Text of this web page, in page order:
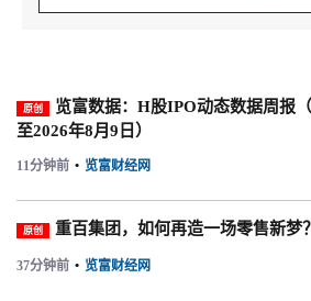
原创
览富数据：H股IPO动态数据周报
至2026年8月9日）
11分钟前 • 览富财经网
原创 重百集团，如何再造一场零售新梦？
37分钟前 • 览富财经网